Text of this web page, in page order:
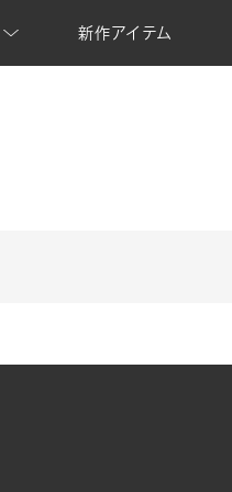
新作アイテム